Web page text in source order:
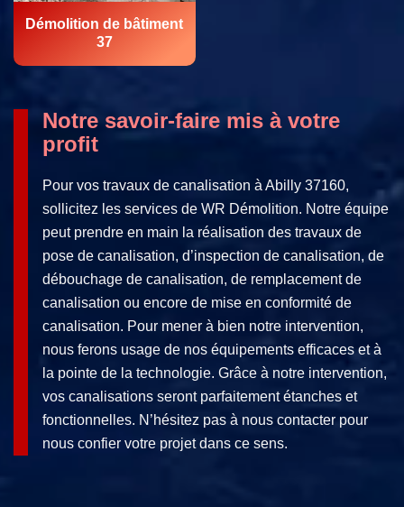
Démolition de bâtiment
37
Notre savoir-faire mis à votre
profit
Pour vos travaux de canalisation à Abilly 37160,
sollicitez les services de WR Démolition. Notre équipe
peut prendre en main la réalisation des travaux de
pose de canalisation, d’inspection de canalisation, de
débouchage de canalisation, de remplacement de
canalisation ou encore de mise en conformité de
canalisation. Pour mener à bien notre intervention,
nous ferons usage de nos équipements efficaces et à
la pointe de la technologie. Grâce à notre intervention,
vos canalisations seront parfaitement étanches et
fonctionnelles. N’hésitez pas à nous contacter pour
nous confier votre projet dans ce sens.